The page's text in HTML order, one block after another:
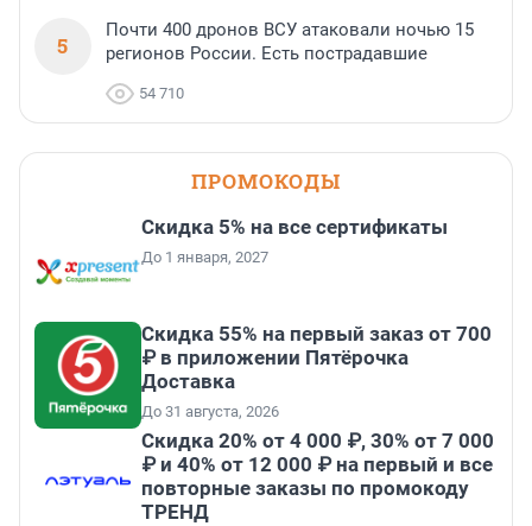
5
Почти 400 дронов ВСУ атаковали ночью 15
регионов России. Есть пострадавшие
54 710
ПРОМОКОДЫ
Скидка 5% на все сертификаты
До 1 января, 2027
Скидка 55% на первый заказ от 700
₽ в приложении Пятёрочка
Доставка
До 31 августа, 2026
Скидка 20% от 4 000 ₽, 30% от 7 000
₽ и 40% от 12 000 ₽ на первый и все
повторные заказы по промокоду
ТРЕНД